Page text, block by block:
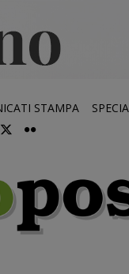
STAMPA